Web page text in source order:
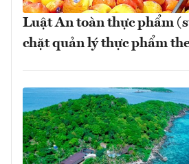
Luật An toàn thực phẩm
chặt quản lý thực phẩm